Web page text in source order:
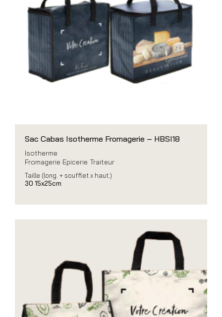
Sac Cabas Isotherme Fromagerie – HBSI18
Isotherme
Fromagerie Epicerie Traiteur
Taille (long. + soufflet x haut.)
30 15x25cm